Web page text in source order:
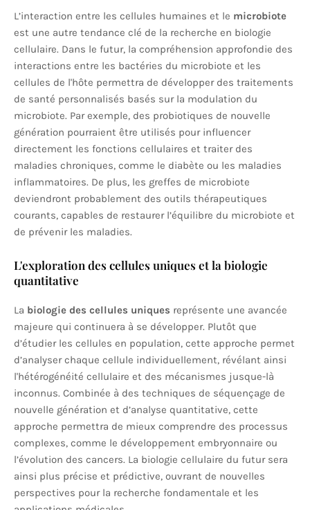
L’interaction entre les cellules humaines et le microbiote
est une autre tendance clé de la recherche en biologie
cellulaire. Dans le futur, la compréhension approfondie des
interactions entre les bactéries du microbiote et les
cellules de l'hôte permettra de développer des traitements
de santé personnalisés basés sur la modulation du
microbiote. Par exemple, des probiotiques de nouvelle
génération pourraient être utilisés pour influencer
directement les fonctions cellulaires et traiter des
maladies chroniques, comme le diabète ou les maladies
inflammatoires. De plus, les greffes de microbiote
deviendront probablement des outils thérapeutiques
courants, capables de restaurer l’équilibre du microbiote et
de prévenir les maladies.
L'exploration des cellules uniques et la biologie
quantitative
La biologie des cellules uniques représente une avancée
majeure qui continuera à se développer. Plutôt que
d’étudier les cellules en population, cette approche permet
d’analyser chaque cellule individuellement, révélant ainsi
l'hétérogénéité cellulaire et des mécanismes jusque-là
inconnus. Combinée à des techniques de séquençage de
nouvelle génération et d’analyse quantitative, cette
approche permettra de mieux comprendre des processus
complexes, comme le développement embryonnaire ou
l’évolution des cancers. La biologie cellulaire du futur sera
ainsi plus précise et prédictive, ouvrant de nouvelles
perspectives pour la recherche fondamentale et les